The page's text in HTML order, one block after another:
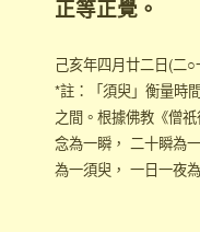
正等正覺。
己亥年四月廿二日(二
*註：「須臾」衡量時
之間。根據佛教《僧
念為一瞬， 二十瞬為
為一須臾， 一日一夜